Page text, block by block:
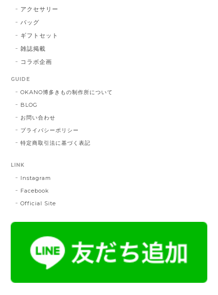
2025/05/26
2024/11/30
帯締 二分紐：鼡
NN：鼡
アクセサリー
バッグ
ギフトセット
雑誌掲載
コラボ企画
GUIDE
OKANO博多きもの制作所について
BLOG
お問い合わせ
プライバシーポリシー
特定商取引法に基づく表記
LINK
Instagram
Facebook
Official Site